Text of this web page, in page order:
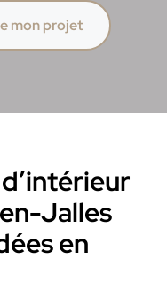
mon projet
Jalles
en